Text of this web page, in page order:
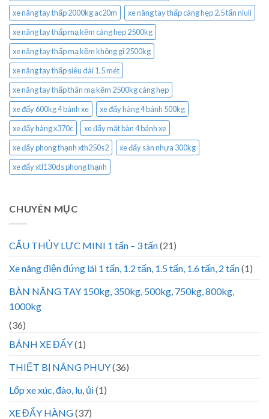
xe nâng tay thấp 2000kg ac20m
xe nâng tay thấp càng hẹp 2.5 tấn niuli
xe nâng tay thấp mạ kẽm càng hẹp 2500kg
xe nâng tay thấp mạ kẽm không gỉ 2500kg
xe nâng tay thấp siêu dài 1.5 mét
xe nâng tay thấp thân mạ kẽm 2500kg càng hẹp
xe đẩy 600kg 4 bánh xe
xe đẩy hàng 4 bánh 500kg
xe đẩy hàng x370c
xe đẩy mặt bàn 4 bánh xe
xe đẩy phong thạnh xth250s2
xe đẩy sàn nhựa 300kg
xe đẩy xtl130ds phong thạnh
CHUYÊN MỤC
CẨU THỦY LỰC MINI 1 tấn – 3 tấn(21)
Xe nâng điện đứng lái 1 tấn, 1.2 tấn, 1.5 tấn, 1.6 tấn, 2 tấn(1)
BÀN NÂNG TAY 150kg, 350kg, 500kg, 750kg, 800kg,
1000kg
(36)
BÁNH XE ĐẨY(1)
THIẾT BỊ NÂNG PHUY(36)
Lốp xe xúc, đào, lu, ủi(1)
XE ĐẨY HÀNG(37)